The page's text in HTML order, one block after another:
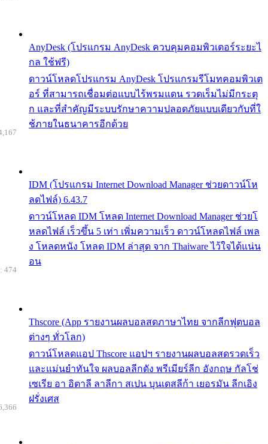
AnyDesk (โปรแกรม AnyDesk ควบคุมคอมพิวเตอร์ระยะไ
กล ใช้ฟรี)
ดาวน์โหลดโปรแกรม AnyDesk โปรแกรมรีโมทคอมพิวเต
อร์ ที่สามารถเชื่อมต่อแบบไร้พรมแดน รวดเร็มไม่มีกระตุ
ก และที่สำคัญมีระบบรักษาความปลอดภัยแบบเดียวกับที่ใ
ช้ภายในธนาคารอีกด้วย
IDM (โปรแกรม Internet Download Manager ช่วยดาวน์โห
ลดไฟล์) 6.43.7
ดาวน์โหลด IDM โหลด Internet Download Manager ช่วยโ
หลดไฟล์ เร็วขึ้น 5 เท่า เพิ่มความเร็ว ดาวน์โหลดไฟล์ เพล
ง โหลดหนัง โหลด IDM ล่าสุด จาก Thaiware ไว้ใจได้แน่น
อน
Thscore (App รายงานผลบอลสดภาษาไทย จากลีกฟุตบอล
ต่างๆ ทั่วโลก)
ดาวน์โหลดแอป Thscore แอปฯ รายงานผลบอลสดรวดเร็ว
และแม่นยำทันใจ ผลบอลลีกดัง พรีเมียร์ลีก อังกฤษ กัลโช่
เซเรีย อา อิตาลี ลาลีกา สเปน บุนเดสลีก้า เยอรมัน ลีกเอิง
ฝรั่งเศส
474